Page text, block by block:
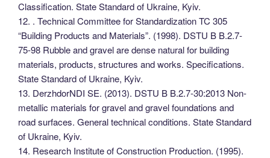
Classification. State Standard of Ukraine, Kyiv.
12. . Technical Committee for Standardization TC 305
“Building Products and Materials”. (1998). DSTU B B.2.7-
75-98 Rubble and gravel are dense natural for building
materials, products, structures and works. Specifications.
State Standard of Ukraine, Kyiv.
13. DerzhdorNDI SE. (2013). DSTU B B.2.7-30:2013 Non-
metallic materials for gravel and gravel foundations and
road surfaces. General technical conditions. State Standard
of Ukraine, Kyiv.
14. Research Institute of Construction Production. (1995).